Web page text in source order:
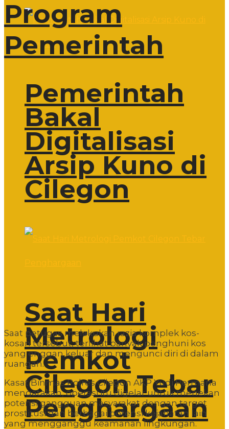
Pemerintah
Bakal
Digitalisasi
Arsip Kuno di
Cilegon
Saat Hari
Metrologi
Pemkot
Cilegon Tebar
Penghargaan
Program
Pemerintah
Saat petugas melakukan razia komplek kos-
kosan tersebut, terlihat banyak penghuni kos
yang enggan keluar dan mengunci diri di dalam
ruangan.
Kasat Binmas Polres Cilegon AKP Yudi Permana
mengatakan, operasi itu digelar untuk menekan
potensi gangguan masyarakat dengan target
prostitusi dan berbagai potensi kejahatan lain
yang mengganggu keamanan lingkungan.